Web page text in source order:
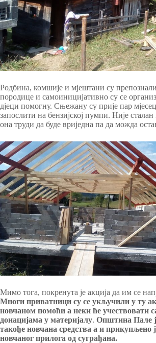
Родбина, комшије и мјештани су
породице и самоиницијативно су се
дјеци помогну. Сњежану су прије пар
запослити на бензијској пумпи. Није сталан
она труди да буде вриједна па да можда
Мимо тога, покренута је акција да им се
Многи приватници су се укључили у ту
новчаном помоћи а неки ће учествовати
донацијама у материјалу. Општина Пале
такође новчана средства а и прикупљено
новчаног прилога од суграђана.